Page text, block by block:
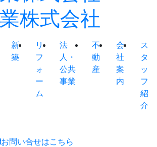
新
築
リ
フ
ォ
ー
ム
法
人・
公共
事業
不
動
産
会
社
案
内
ス
タ
ッ
フ
紹
介
お問い合せはこちら